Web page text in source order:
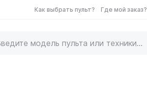
Как выбрать пульт? Где мой заказ?